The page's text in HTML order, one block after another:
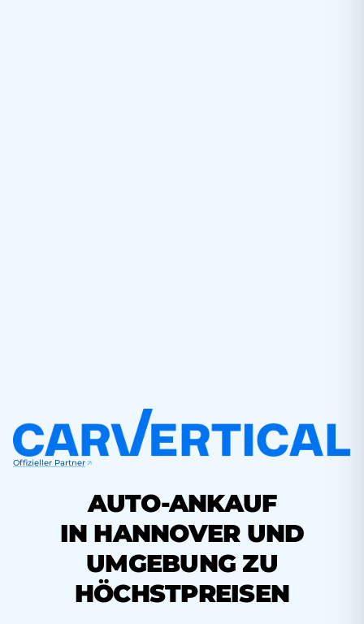
Offizieller Partner
AUTO-ANKAUF
IN HANNOVER UND
UMGEBUNG ZU
HÖCHSTPREISEN